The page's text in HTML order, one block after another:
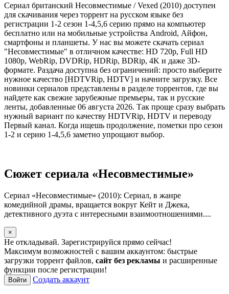
Сериал британский Несовместимые / Vexed (2010) доступен
для скачивания через торрент на русском языке без
регистрации 1-2 сезон 1-4,5,6 серию прямо на компьютер
бесплатно или на мобильные устройства Android, Айфон,
смартфоны и планшеты. У нас вы можете скачать сериал
"Несовместимые" в отличном качестве: HD 720p, Full HD
1080p, WebRip, DVDRip, HDRip, BDRip, 4K и даже 3D-
формате. Раздача доступна без ограничений: просто выберите
нужное качество [HDTVRip, HDTV] и начните загрузку. Все
новинки сериалов представлены в разделе торрентов, где вы
найдете как свежие зарубежные премьеры, так и русские
ленты, добавленные 06 августа 2026. Так проще сразу выбрать
нужный вариант по качеству HDTVRip, HDTV и переводу
Первый канал. Когда ищешь продолжение, пометки про сезон
1-2 и серию 1-4,5,6 заметно упрощают выбор.
Сюжет сериала «Несовместимые»
Сериал «Несовместимые» (2010): Сериал, в жанре
комедийной драмы, вращается вокруг Кейт и Джека,
детективного дуэта с интересными взаимоотношениями....
×
Не откладывай. Зарегистрируйся прямо сейчас!
Максимум возможностей с вашим аккаунтом: быстрые
загрузки торрент файлов, сайт без рекламы и расширенные
функции после регистрации!
Войти Создать аккаунт